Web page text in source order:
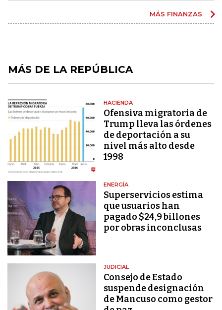
MÁS FINANZAS
MÁS DE LA REPÚBLICA
HACIENDA
Ofensiva migratoria de
Trump lleva las órdenes
de deportación a su
nivel más alto desde
1998
ENERGÍA
Superservicios estima
que usuarios han
pagado $24,9 billones
por obras inconclusas
JUDICIAL
Consejo de Estado
suspende designación
de Mancuso como gestor